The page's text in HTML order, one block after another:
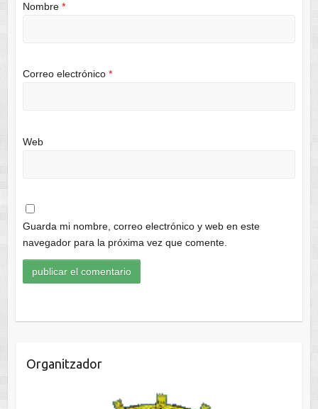
Nombre *
Correo electrónico *
Web
Guarda mi nombre, correo electrónico y web en este
navegador para la próxima vez que comente.
Organitzador